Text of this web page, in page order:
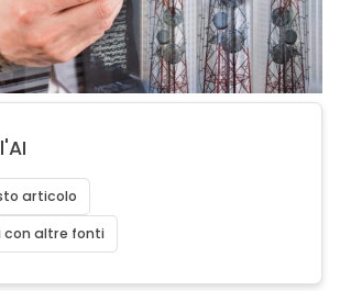
articolo
con altre fonti